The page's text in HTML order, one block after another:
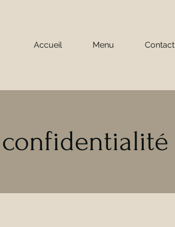
Accueil Menu Contact